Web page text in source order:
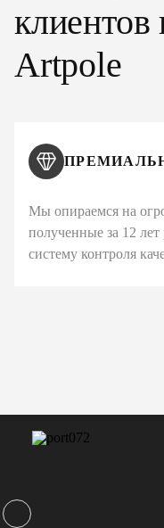
Artpole
Мы опираемся на
полученные за 12
систему контроля